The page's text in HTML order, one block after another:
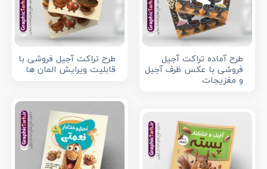
طرح آماده تراکت آجیل
فروشی با عکس ظرف آجیل
و مغزیجات
طرح تراکت آجیل فروشی با
قابلیت ویرایش المان ها